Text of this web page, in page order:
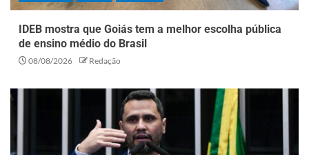
IDEB mostra que Goiás tem a melhor escolha pública
de ensino médio do Brasil
08/08/2026 Redação